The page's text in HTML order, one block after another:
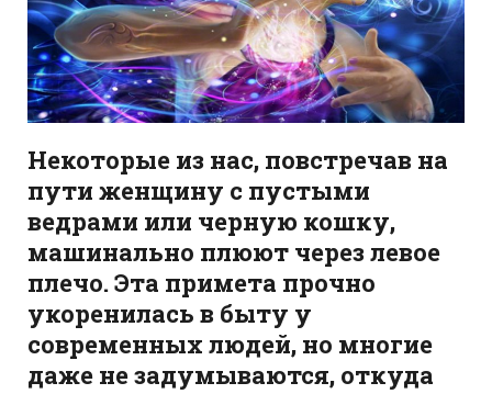
Некоторые из нас, повстречав на
пути женщину с пустыми
ведрами или черную кошку,
машинально плюют через левое
плечо. Эта примета прочно
укоренилась в быту у
современных людей, но многие
даже не задумываются, откуда